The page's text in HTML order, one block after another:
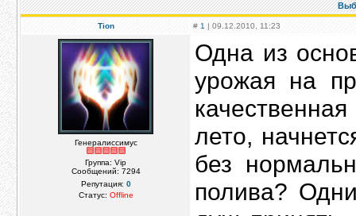
Tion # 1 | 09.12.2010, 11:23
Генералиссимус
Группа: Vip
Сообщений: 7294
Репутация: 0
Статус: Offline
Одна из
урожая на
лето,
без
полива?